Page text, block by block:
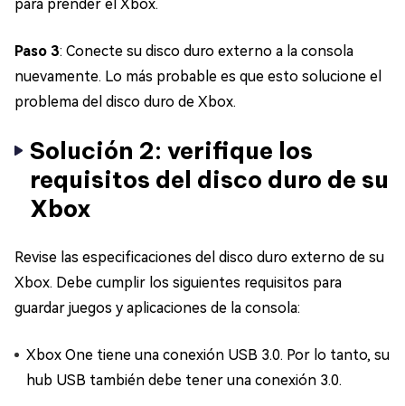
para prender el Xbox.
Paso 3: Conecte su disco duro externo a la consola
nuevamente. Lo más probable es que esto solucione el
problema del disco duro de Xbox.
Solución 2: verifique los
requisitos del disco duro de su
Xbox
Revise las especificaciones del disco duro externo de su
Xbox. Debe cumplir los siguientes requisitos para
guardar juegos y aplicaciones de la consola:
Xbox One tiene una conexión USB 3.0. Por lo tanto, su
hub USB también debe tener una conexión 3.0.